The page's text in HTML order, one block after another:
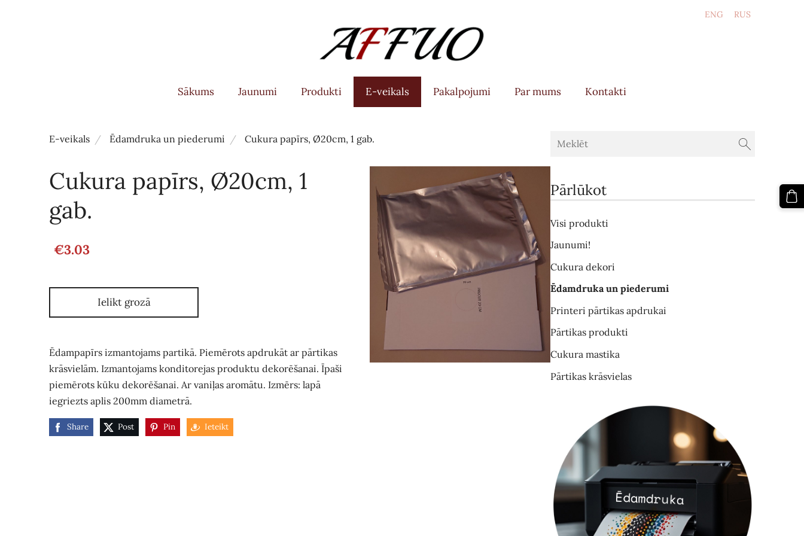
ENG RUS
Sākums Jaunumi Produkti E-veikals Pakalpojumi Par mums Kontakti
Pārlūkot
Visi produkti
Jaunumi!
Cukura dekori
Ēdamdruka un piederumi
Printeri pārtikas apdrukai
Pārtikas produkti
Cukura mastika
Pārtikas krāsvielas
E-veikals Ēdamdruka un piederumi Cukura papīrs, Ø20cm, 1 gab.
Cukura papīrs, Ø20cm, 1
gab.
€3.03
Ielikt grozā
Ēdampapīrs izmantojams partikā. Piemērots apdrukāt ar pārtikas
krāsvielām. Izmantojams konditorejas produktu dekorēšanai. Īpaši
piemērots kūku dekorēšanai. Ar vaniļas aromātu. Izmērs: lapā
iegriezts aplis 200mm diametrā.
Share Post Pin Ieteikt